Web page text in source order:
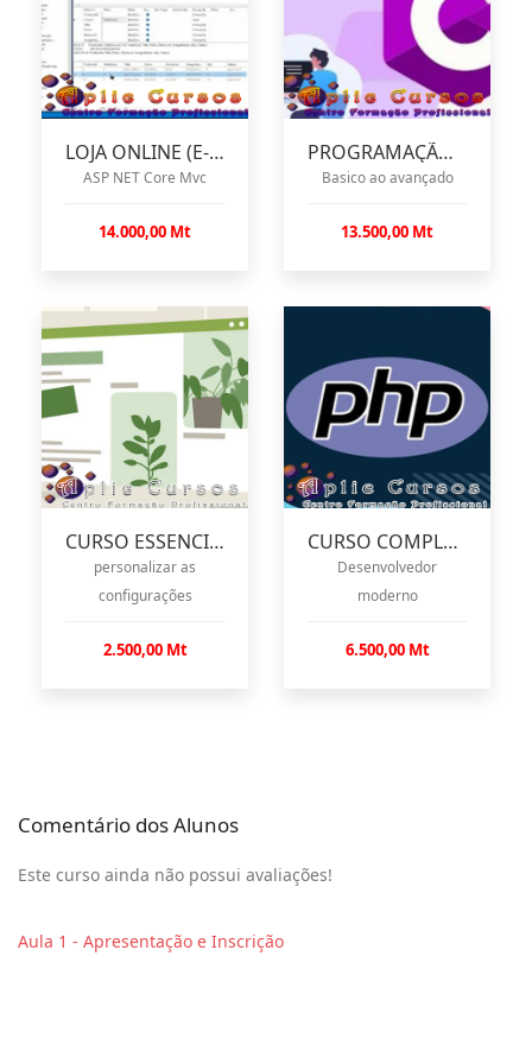
LOJA ONLINE (E-COMMERCE)
ASP NET Core Mvc
14.000,00 Mt
PROGRAMAÇÃO C#
Basico ao avançado
13.500,00 Mt
CURSO ESSENCIAL WORDPRESS
personalizar as
configurações
2.500,00 Mt
CURSO COMPLETO PHP 2023
Desenvolvedor
moderno
6.500,00 Mt
Comentário dos Alunos
Este curso ainda não possui avaliações!
Aula 1 - Apresentação e Inscrição